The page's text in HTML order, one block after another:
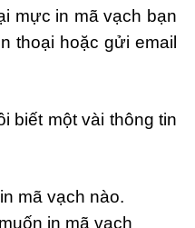
mực in mã vạch bạn
thoại hoặc gửi email
biết một vài thông tin
mã vạch nào.
in mã vạch